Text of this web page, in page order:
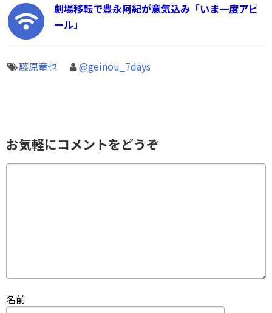
劇場移転で豊永阿紀が意気込み「いま一度アピ
ール」
藤原竜也 @geinou_7days
お気軽にコメントをどうぞ
名前